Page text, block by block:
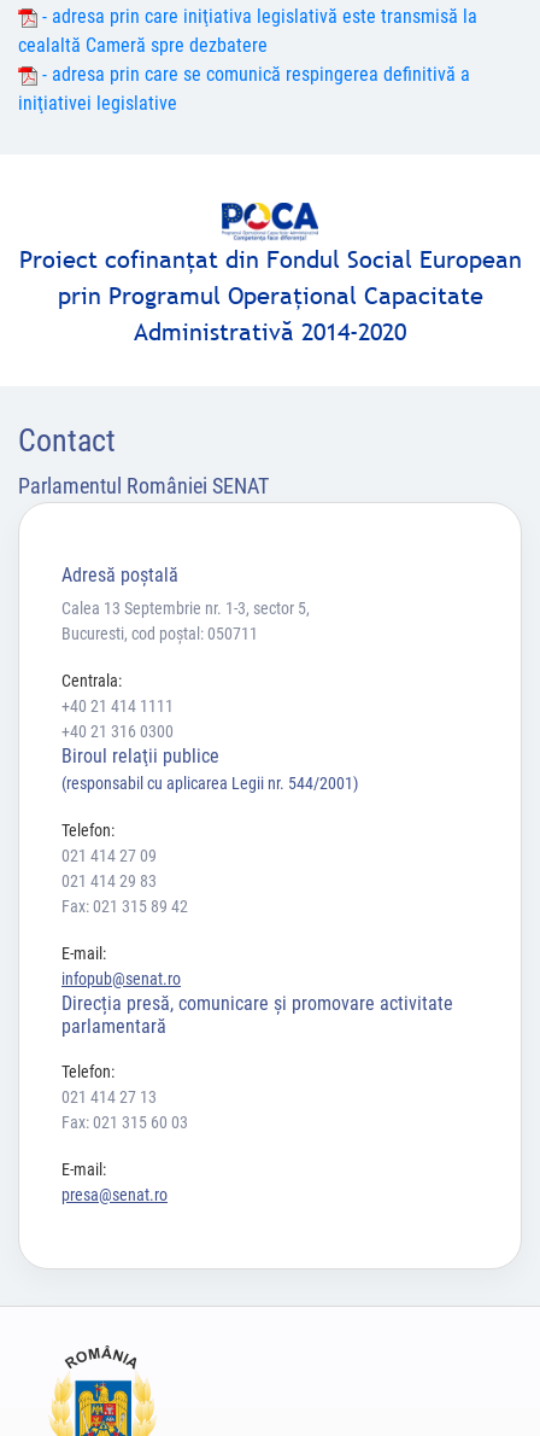
- adresa prin care iniţiativa legislativă este transmisă la
cealaltă Cameră spre dezbatere
- adresa prin care se comunică respingerea definitivă a
iniţiativei legislative
Proiect cofinanţat din Fondul Social European
prin Programul Operaţional Capacitate
Administrativă 2014-2020
Contact
Parlamentul României SENAT
Adresă poştală
Calea 13 Septembrie nr. 1-3, sector 5,
Bucuresti, cod poștal: 050711
Centrala:
+40 21 414 1111
+40 21 316 0300
Biroul relaţii publice
(responsabil cu aplicarea Legii nr. 544/2001)
Telefon:
021 414 27 09
021 414 29 83
Fax: 021 315 89 42
E-mail:
infopub@senat.ro
Direcția presă, comunicare și promovare activitate
parlamentară
Telefon:
021 414 27 13
Fax: 021 315 60 03
E-mail:
presa@senat.ro